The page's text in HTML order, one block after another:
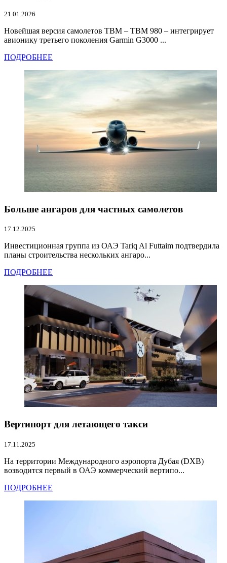
21.01.2026
Новейшая версия самолетов TBM – TBM 980 – интегрирует
авионику третьего поколения Garmin G3000 ...
ПОДРОБНЕЕ
Больше ангаров для частных самолетов
17.12.2025
Инвестиционная группа из ОАЭ Tariq Al Futtaim подтвердила
планы строительства нескольких ангаро...
ПОДРОБНЕЕ
Вертипорт для летающего такси
17.11.2025
На территории Международного аэропорта Дубая (DXB)
возводится первый в ОАЭ коммерческий вертипо...
ПОДРОБНЕЕ